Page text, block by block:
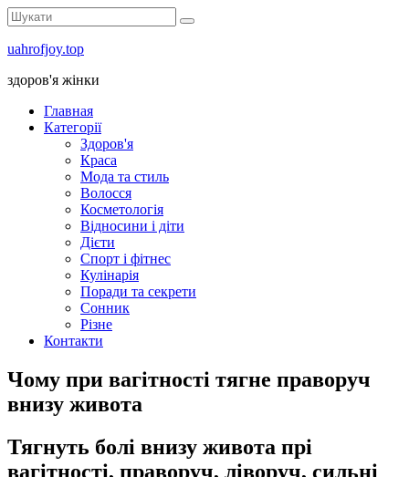
uahrofjoy.top
здоров'я жінки
Главная
Категорії
Здоров'я
Краса
Мода та стиль
Волосся
Косметологія
Відносини і діти
Дієти
Спорт і фітнес
Кулінарія
Поради та секрети
Сонник
Різне
Контакти
Чому при вагітності тягне праворуч
внизу живота
Тягнуть болі внизу живота прі
вагітності, праворуч, ліворуч, сильні